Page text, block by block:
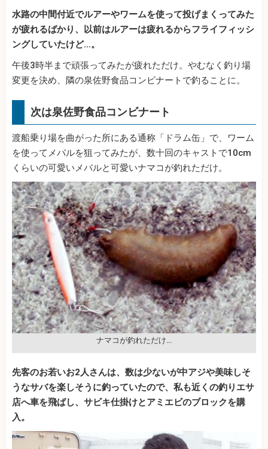
水路の中間付近でルアーやワームを使って投げまくってみた
が疲れるばかり、以前はルアーは疲れるからフライフィッシ
ングしていたけど…。
午後3時半まで頑張ってみたが疲れただけ。やむなく釣り場
変更を決め、隣の泉佐野食品コンビナートで釣ることに。
次は泉佐野食品コンビナート
渡船乗り場を曲がった所にある通称「ドラム缶」で、ワーム
を使ってメバルを狙ってみたが、数十回のキャストで10cm
くらいの可愛いメバルと可愛いナマコが釣れただけ。
ナマコが釣れただけ…
先客のお若いお2人さんは、数は少ないが中アジや美味しそ
うなサバを楽しそうに釣っていたので、私も近くの釣りエサ
店へ車を飛ばし、サビキ仕掛けとアミエビのブロックを購
入。